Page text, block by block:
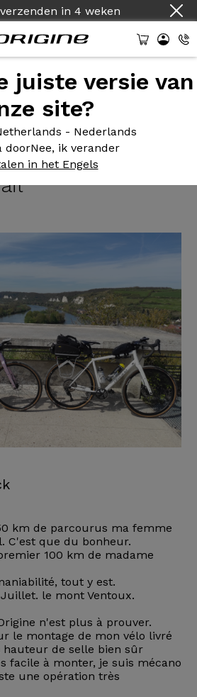
in 4 weken
juiste versie van
site?
- Nederlands
doorNee, ik verander
in het Engels
Trail- Shimano GRX810 1x11 -
/ Kit cadre Trail
Shimano GRX810
Prymahl A30R /
km de parcourus ma femme
C'est que du bonheur.
100 km de madame
tout y est.
le mont Ventoux.
n'est plus à prouver.
le montage de mon vélo livré
de selle bien sûr
facile à monter, je suis mécano
une opération très